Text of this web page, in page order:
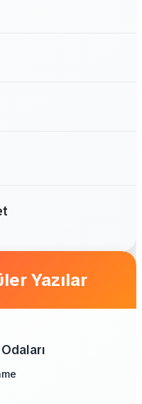
Yazılar